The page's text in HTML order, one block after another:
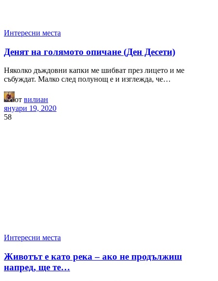
Интересни места
Денят на голямото опичане (Ден Десети)
Няколко дъждовни капки ме шибват през лицето и ме
събуждат. Малко след полунощ е и изглежда, че…
от вилиан
януари 19, 2020
58
Интересни места
Животът е като река – ако не продължиш
напред, ще те…